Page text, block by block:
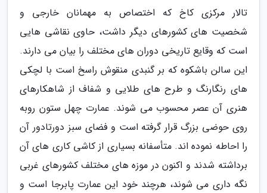
تالار مرکزی کاخ که اختصاص به مهمانان خارجی و
شخصیت های کشورهای دیگر داشت، حاوی نقاشی هایی
است که وقایع تاریخی دوران های مختلف را بیان می دارند.
این سالن باشکوه که بر گنبدی منقوش راسخ است با لچکی
های رنگارنگ و طرح های طلایی و شفاف از شاهکارهای
هنری آن عصر محسوب می شوند. عمارت چهل ستون روبه
روی حوضی بزرگ قرار گرفته است و فضای سبز دورتادور آن
را احاطه نموده اند. متأسفانه بسیاری از کاشی کاری های آن
برداشته شدند و اکنون در موزه های مختلف کشورهای غربی
نگه داری می شوند، هرچند خود این عمارت پابرجا است و